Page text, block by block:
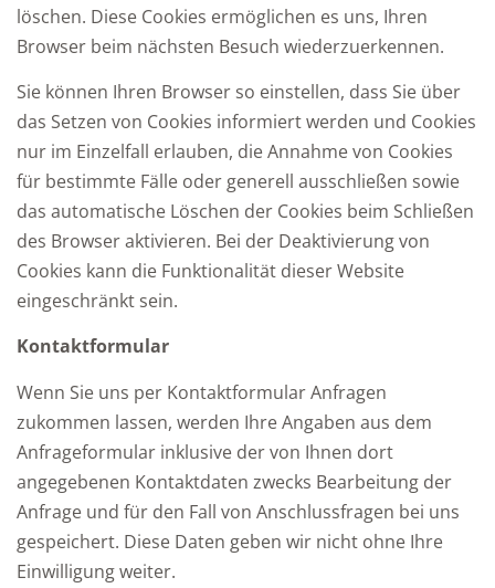
löschen. Diese Cookies ermöglichen es uns, Ihren
Browser beim nächsten Besuch wiederzuerkennen.
Sie können Ihren Browser so einstellen, dass Sie über
das Setzen von Cookies informiert werden und Cookies
nur im Einzelfall erlauben, die Annahme von Cookies
für bestimmte Fälle oder generell ausschließen sowie
das automatische Löschen der Cookies beim Schließen
des Browser aktivieren. Bei der Deaktivierung von
Cookies kann die Funktionalität dieser Website
eingeschränkt sein.
Kontaktformular
Wenn Sie uns per Kontaktformular Anfragen
zukommen lassen, werden Ihre Angaben aus dem
Anfrageformular inklusive der von Ihnen dort
angegebenen Kontaktdaten zwecks Bearbeitung der
Anfrage und für den Fall von Anschlussfragen bei uns
gespeichert. Diese Daten geben wir nicht ohne Ihre
Einwilligung weiter.